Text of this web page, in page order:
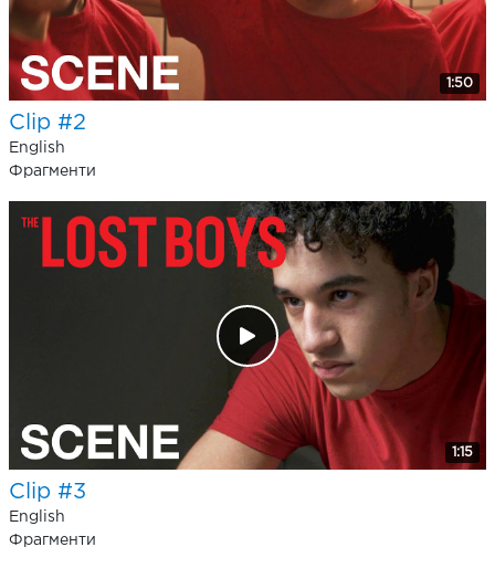
1:50
Clip #2
English
Фрагменти
1:15
Clip #3
English
Фрагменти